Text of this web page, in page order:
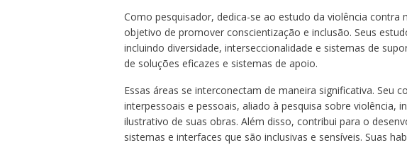
Como pesquisador, dedica-se ao estudo da violência contra
objetivo de promover conscientização e inclusão. Seus
incluindo diversidade, interseccionalidade e sistemas de
de soluções eficazes e sistemas de apoio.
Essas áreas se interconectam de maneira significativa. Seu
interpessoais e pessoais, aliado à pesquisa sobre violência,
ilustrativo de suas obras. Além disso, contribui para o
sistemas e interfaces que são inclusivas e sensíveis. Suas